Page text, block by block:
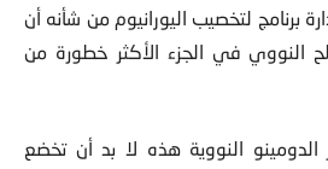
برنامج لتخصيب اليورانيوم من شأنه أن
النووي في الجزء الأكثر خطورة من
النووية هذه لا بد أن تخضع